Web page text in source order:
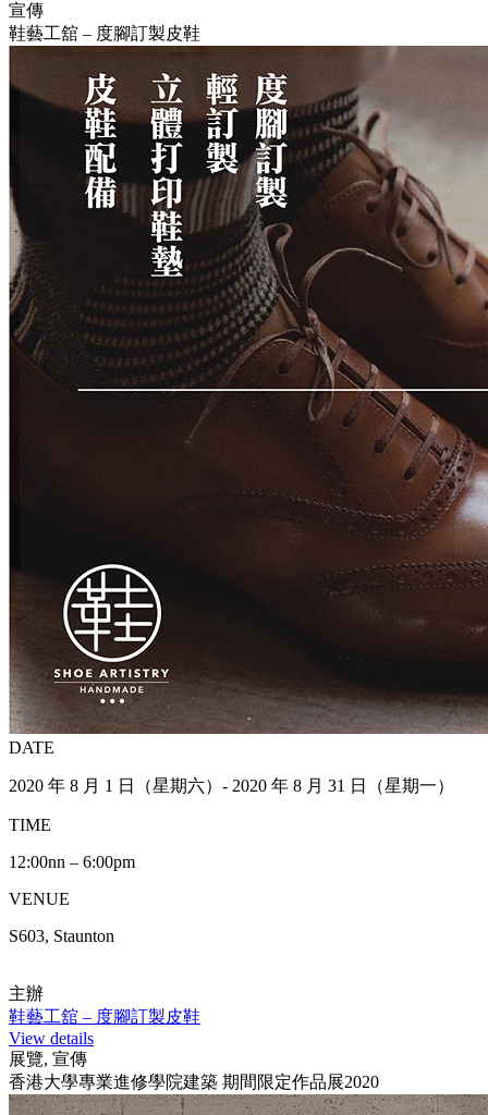
宣傳
鞋藝工舘 – 度腳訂製皮鞋
DATE
2020 年 8 月 1 日（星期六）- 2020 年 8 月 31 日（星期一）
TIME
12:00nn – 6:00pm
VENUE
S603, Staunton
主辦
鞋藝工舘 – 度腳訂製皮鞋
View details
展覽, 宣傳
香港大學專業進修學院建築 期間限定作品展2020